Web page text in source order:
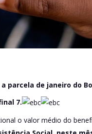
parcela de janeiro do
7.
o valor médio do